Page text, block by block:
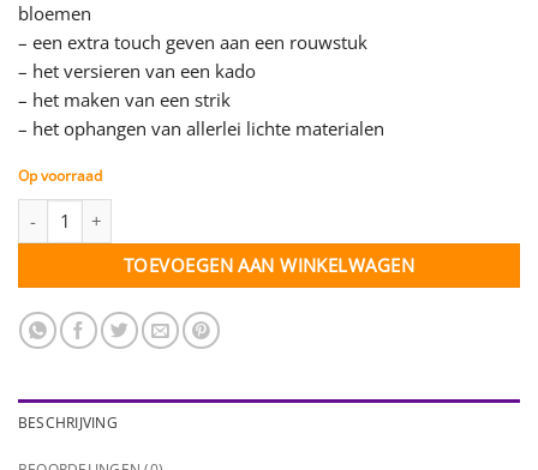
bloemen
– een extra touch geven aan een rouwstuk
– het versieren van een kado
– het maken van een strik
– het ophangen van allerlei lichte materialen
Op voorraad
Lint zilver glitter - 25 mm - per meter aantal
TOEVOEGEN AAN WINKELWAGEN
BESCHRIJVING